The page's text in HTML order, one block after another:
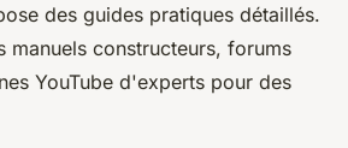
des guides pratiques détaillés.
manuels constructeurs, forums
YouTube d'experts pour des